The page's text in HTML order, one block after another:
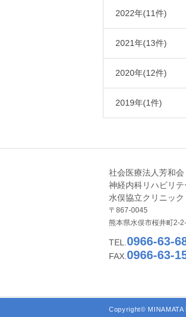
2022年(11件)
2021年(13件)
2020年(12件)
2019年(1件)
社会医療法人芳和会
神経内科リハビリテ
水俣協立クリニック
〒867-0045
熊本県水俣市桜井町2-
TEL. 0966-63-
FAX. 0966-63-
Copyright©